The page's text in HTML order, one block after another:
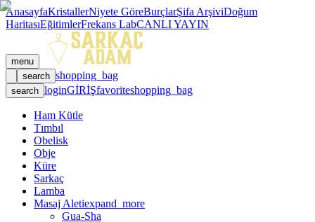
AnasayfaKristallerNiyete GöreBurçlarŞifa ArşiviDoğum
HaritasıEğitimlerFrekans LabCANLI YAYIN
menu
search shopping_bag
search loginGİRİŞfavoriteshopping_bag
Ham Kütle
Tımbıl
Obelisk
Obje
Küre
Sarkaç
Lamba
Masaj Aletiexpand_more
Gua-Sha